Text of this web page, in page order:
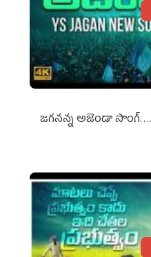
జగనన్న అజెండా సాంగ్….